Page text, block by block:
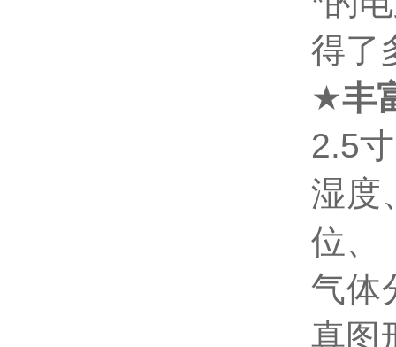
得了
★丰
2.5
湿度
位、
气体
真图